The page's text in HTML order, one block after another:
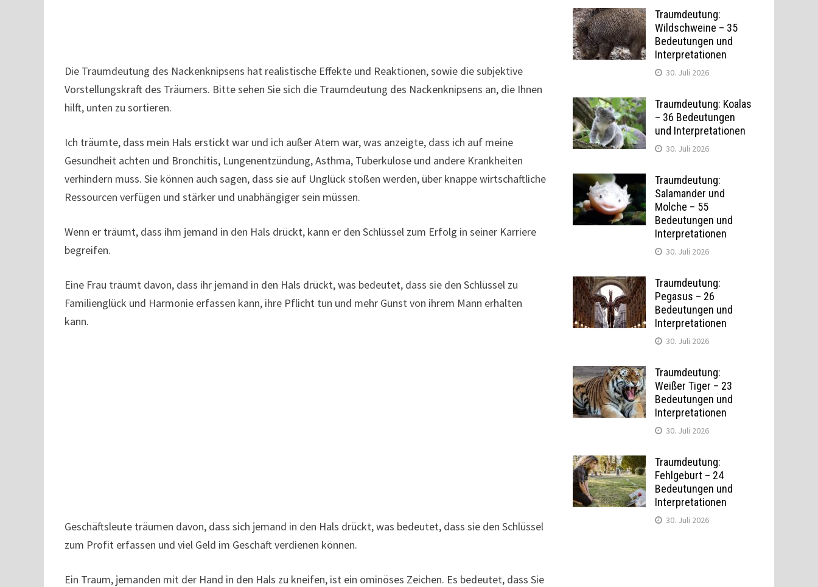
Die Traumdeutung des Nackenknipsens hat realistische Effekte und Reaktionen, sowie die subjektive
Vorstellungskraft des Träumers. Bitte sehen Sie sich die Traumdeutung des Nackenknipsens an, die Ihnen
hilft, unten zu sortieren.
Ich träumte, dass mein Hals erstickt war und ich außer Atem war, was anzeigte, dass ich auf meine
Gesundheit achten und Bronchitis, Lungenentzündung, Asthma, Tuberkulose und andere Krankheiten
verhindern muss. Sie können auch sagen, dass sie auf Unglück stoßen werden, über knappe wirtschaftliche
Ressourcen verfügen und stärker und unabhängiger sein müssen.
Wenn er träumt, dass ihm jemand in den Hals drückt, kann er den Schlüssel zum Erfolg in seiner Karriere
begreifen.
Eine Frau träumt davon, dass ihr jemand in den Hals drückt, was bedeutet, dass sie den Schlüssel zu
Familienglück und Harmonie erfassen kann, ihre Pflicht tun und mehr Gunst von ihrem Mann erhalten
kann.
Geschäftsleute träumen davon, dass sich jemand in den Hals drückt, was bedeutet, dass sie den Schlüssel
zum Profit erfassen und viel Geld im Geschäft verdienen können.
Ein Traum, jemanden mit der Hand in den Hals zu kneifen, ist ein ominöses Zeichen. Es bedeutet, dass Sie
Traumdeutung:
Wildschweine – 35
Bedeutungen und
Interpretationen
30. Juli 2026
Traumdeutung: Koalas
– 36 Bedeutungen
und Interpretationen
30. Juli 2026
Traumdeutung:
Salamander und
Molche – 55
Bedeutungen und
Interpretationen
30. Juli 2026
Traumdeutung:
Pegasus – 26
Bedeutungen und
Interpretationen
30. Juli 2026
Traumdeutung:
Weißer Tiger – 23
Bedeutungen und
Interpretationen
30. Juli 2026
Traumdeutung:
Fehlgeburt – 24
Bedeutungen und
Interpretationen
30. Juli 2026